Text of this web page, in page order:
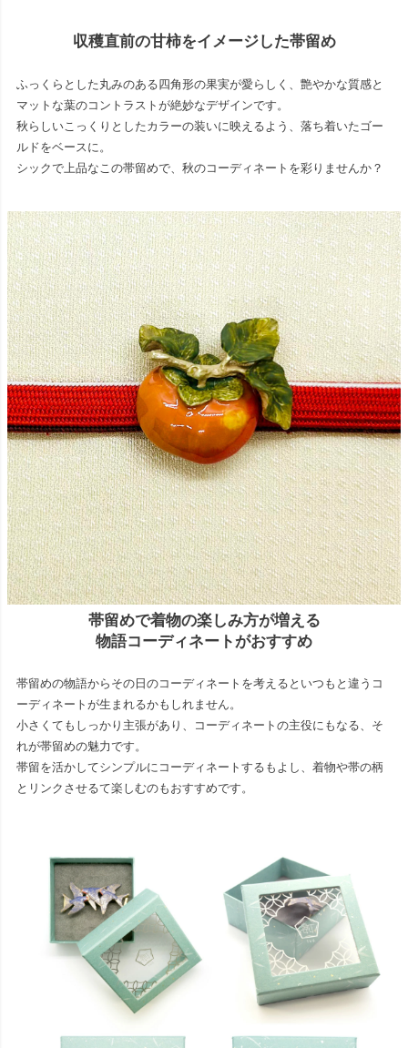
収穫直前の甘柿をイメージした帯留め
ふっくらとした丸みのある四角形の果実が愛らしく、艶やかな質感と
マットな葉のコントラストが絶妙なデザインです。
秋らしいこっくりとしたカラーの装いに映えるよう、落ち着いたゴー
ルドをベースに。
シックで上品なこの帯留めで、秋のコーディネートを彩りませんか？
帯留めで着物の楽しみ方が増える
物語コーディネートがおすすめ
帯留めの物語からその日のコーディネートを考えるといつもと違うコ
ーディネートが生まれるかもしれません。
小さくてもしっかり主張があり、コーディネートの主役にもなる、そ
れが帯留めの魅力です。
帯留を活かしてシンプルにコーディネートするもよし、着物や帯の柄
とリンクさせるて楽しむのもおすすめです。